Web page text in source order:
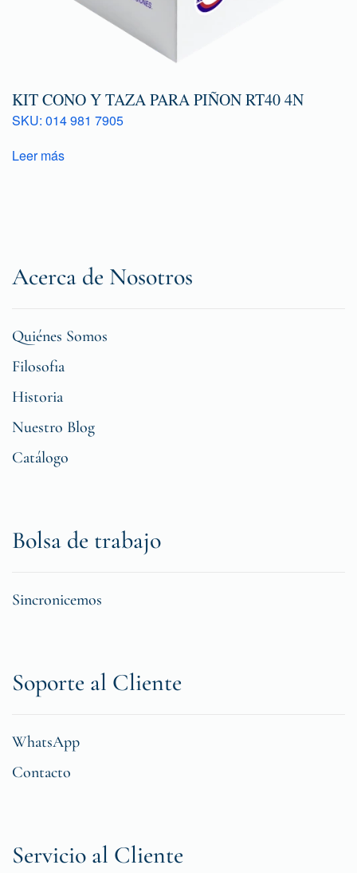
KIT CONO Y TAZA PARA PIÑON RT40 4N
SKU: 014 981 7905
Leer más
Acerca de Nosotros
Quiénes Somos
Filosofia
Historia
Nuestro Blog
Catálogo
Bolsa de trabajo
Sincronicemos
Soporte al Cliente
WhatsApp
Contacto
Servicio al Cliente